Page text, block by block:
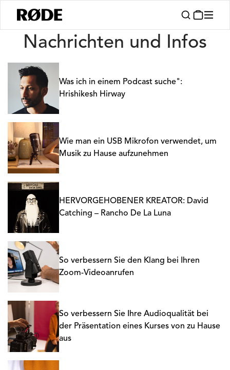
Nachrichten
Nachrichten und Infos
Was ich in einem Podcast suche":
Hrishikesh Hirway
Wie man ein USB Mikrofon verwendet, um
Musik zu Hause aufzunehmen
HERVORGEHOBENER KREATOR: David
Catching – Rancho De La Luna
So verbessern Sie den Klang bei Ihren
Zoom-Videoanrufen
So verbessern Sie Ihre Audioqualität bei
der Präsentation eines Kurses von zu Hause
aus